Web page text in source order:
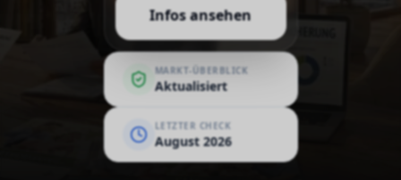
Infos ansehen
MARKT-ÜBERBLICK
Aktualisiert
LETZTER CHECK
August 2026